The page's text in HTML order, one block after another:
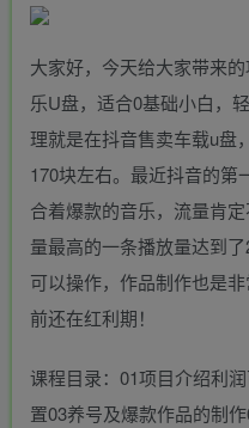
大家好，今天给大家带来
乐U盘，适合0基础小白，
理就是在抖音售卖车载u盘
170块左右。最近抖音的第
合着爆款的音乐，流量肯
量最高的一条播放量达到
可以操作，作品制作也是
前还在红利期！
课程目录：01项目介绍利
置03养号及爆款作品的制